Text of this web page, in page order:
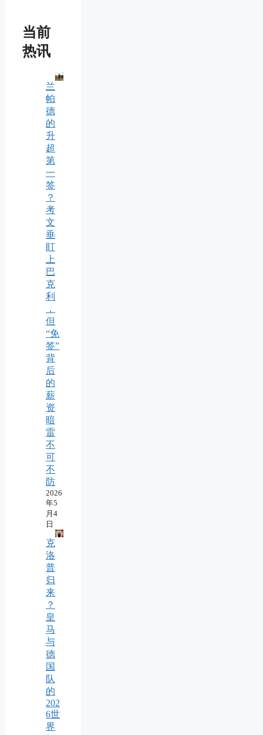
当前
热讯
兰
帕
德
的
升
超
第
一
签
？
考
文
垂
盯
上
巴
克
利
，
但
“免
签”
背
后
的
薪
资
暗
雷
不
可
不
防
2026
年5
月4
日
克
洛
普
归
来
？
皇
马
与
德
国
队
的
202
6世
界